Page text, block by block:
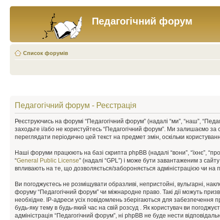
Педагогічний форум
Список форумів
Педагогічний форум - Реєстрація
Реєструючись на форумі “Педагогічний форум” (надалі “ми”, “наш”,
заходьте і/або не користуйтесь “Педагогічний форум”. Ми залишаємо
переглядати періодично цей текст на предмет змін, оскільки
Наші форуми працюють на базі скрипта phpBB (надалі “вони”, “їхнє”,
“General Public License” (надалі “GPL”) і може бути завантаженим з сайту
впливають на те, що дозволяється/забороняється адміністрацією чи на
Ви погоджуєтесь не розміщувати образливі, непристойні, вульгарні,
форуму “Педагогічний форум” чи міжнародне право. Такі дії можуть
необхідне. IP-адреси усіх повідомлень зберігаються для
будь-яку тему в будь-який час на свій розсуд . Як користувач ви
адміністрація “Педагогічний форум”, ні phpBB не буде нести